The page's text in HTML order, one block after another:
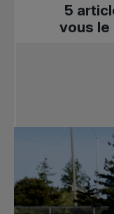
5
vous le